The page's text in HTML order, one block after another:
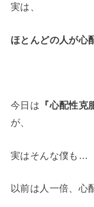
実は、
ほとんどの人が心
今日は 『心配性克
が、
実はそんな僕も…
以前は人一倍、心